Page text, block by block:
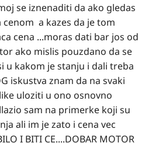
se iznenaditi da ako gledas
a kazes da je tom
cena ...moras dati bar jos od
ako mislis pouzdano da se
u kakom je stanju i dali treba
iskustva znam da na svaki
uloziti u ono osnovno
sam na primerke koji su
ali im je zato i cena vec
I BITI CE....DOBAR MOTOR